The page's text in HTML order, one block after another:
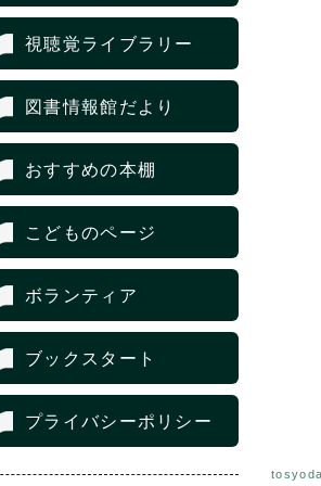
視聴覚ライブラリー
図書情報館だより
おすすめの本棚
こどものページ
ボランティア
ブックスタート
プライバシーポリシー